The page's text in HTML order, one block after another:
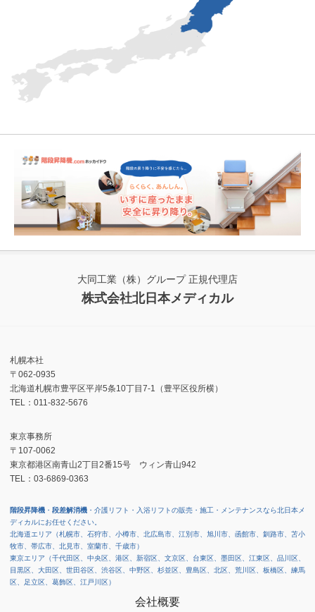
大同工業（株）グループ 正規代理店
株式会社北日本メディカル
札幌本社
〒062-0935
北海道札幌市豊平区平岸5条10丁目7-1（豊平区役所横）
TEL：011-832-5676
東京事務所
〒107-0062
東京都港区南青山2丁目2番15号 ウィン青山942
TEL：03-6869-0363
階段昇降機 ・ 段差解消機 ・介護リフト・入浴リフトの販売・施工・メンテナンスなら北日本メ
ディカルにお任せください。
北海道エリア（札幌市、石狩市、小樽市、北広島市、江別市、旭川市、函館市、釧路市、苫小
牧市、帯広市、北見市、室蘭市、千歳市）
東京エリア（千代田区、中央区、港区、新宿区、文京区、台東区、墨田区、江東区、品川区、
目黒区、大田区、世田谷区、渋谷区、中野区、杉並区、豊島区、北区、荒川区、板橋区、練馬
区、足立区、葛飾区、江戸川区）
会社概要